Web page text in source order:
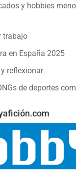
y hobbies
trabajo
en España 2025
reflexionar
de deportes